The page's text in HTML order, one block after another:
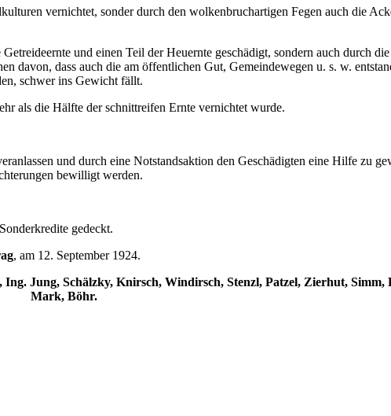
vernichtet, sonder durch den wolkenbruchartigen Fegen auch die
und einen Teil der Heuernte geschädigt, sondern auch durch
davon, dass auch die am öffentlichen Gut, Gemeindewegen u. s. w.
schwer ins Gewicht fällt.
als die Hälfte der schnittreifen Ernte vernichtet wurde.
und durch eine Notstandsaktion den Geschädigten eine Hilfe zu
bewilligt werden.
gedeckt.
, am 12. September 1924.
Jung, Schälzky, Knirsch, Windirsch, Stenzl, Patzel, Zierhut, Simm,
Mark, Böhr.